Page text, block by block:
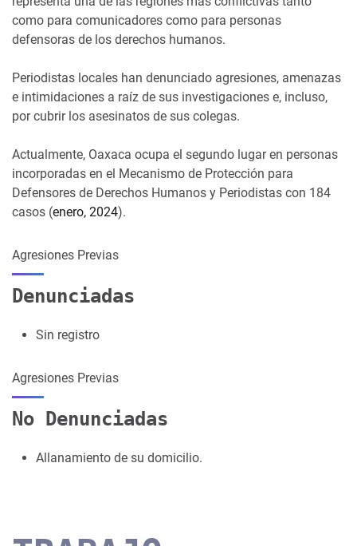
como para comunicadores como para personas
defensoras de los derechos humanos.
Periodistas locales han denunciado agresiones, amenazas
e intimidaciones a raíz de sus investigaciones e, incluso,
por cubrir los asesinatos de sus colegas.
Actualmente, Oaxaca ocupa el segundo lugar en personas
incorporadas en el Mecanismo de Protección para
Defensores de Derechos Humanos y Periodistas con 184
casos (enero, 2024).
Agresiones Previas
Denunciadas
Sin registro
Agresiones Previas
No Denunciadas
Allanamiento de su domicilio.